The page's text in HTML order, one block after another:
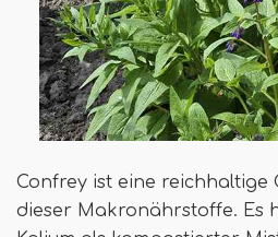
Confrey ist eine reichhaltige
dieser Makronährstoffe. Es